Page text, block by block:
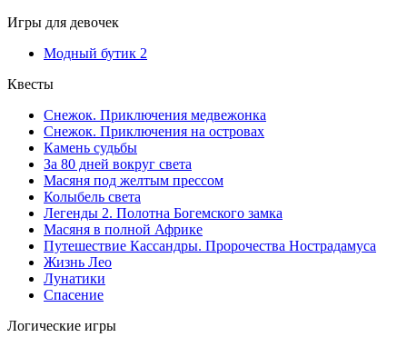
Игры для девочек
Модный бутик 2
Квесты
Снежок. Приключения медвежонка
Снежок. Приключения на островах
Камень судьбы
За 80 дней вокруг света
Масяня под желтым прессом
Колыбель света
Легенды 2. Полотна Богемского замка
Масяня в полной Африке
Путешествие Кассандры. Пророчества Нострадамуса
Жизнь Лео
Лунатики
Спасение
Логические игры